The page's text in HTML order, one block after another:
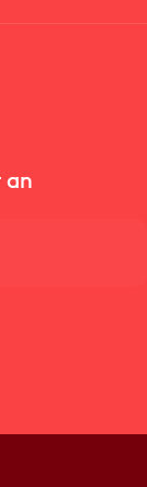
an